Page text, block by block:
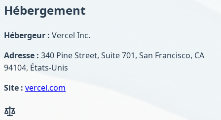
Hébergement
Hébergeur : Vercel Inc.
Adresse : 340 Pine Street, Suite 701, San Francisco, CA
94104, États-Unis
Site : vercel.com